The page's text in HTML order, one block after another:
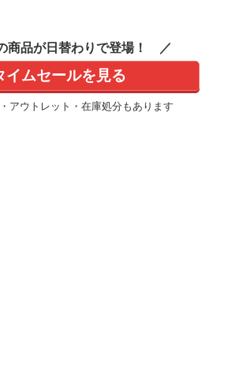
【予約特
GRANBL
Relink
Ragnarok
自動復
セット」
- PS5
商品が日替わりで登場！
イムセールを見る
アウトレット・在庫処分もあります